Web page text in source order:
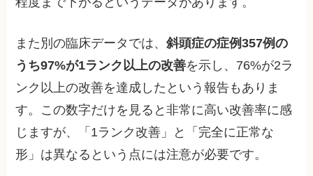
また別の臨床データでは、斜頭症の症例357例の
うち97%が1ランク以上の改善を示し、76%が2ラ
ンク以上の改善を達成したという報告もありま
す。この数字だけを見ると非常に高い改善率に感
じますが、「1ランク改善」と「完全に正常な
形」は異なるという点には注意が必要です。